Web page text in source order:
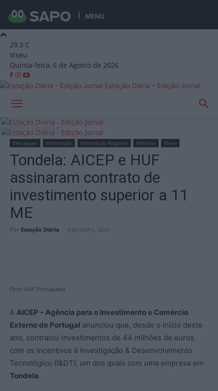
MENU
29.3 C
Viseu
Quinta-feira, 6 de Agosto de 2026
Estação Diária – Edição Jornal
Início Destaques
Destaques Informação Informação Regional Notícias Viseu
Tondela: AICEP e HUF
assinaram contrato de
investimento superior a 11
ME
Por Estação Diária - 4 de Junho, 2024
Foto: HUF Portuguesa
A AICEP – Agência para o Investimento e Comércio
Externo de Portugal anunciou que, desde o início deste
ano, contratou investimentos de 44 milhões de euros
com os incentivos à Investigação & Desenvolvimento
Tecnológico (I&DT), um dos quais com uma empresa em
Tondela.